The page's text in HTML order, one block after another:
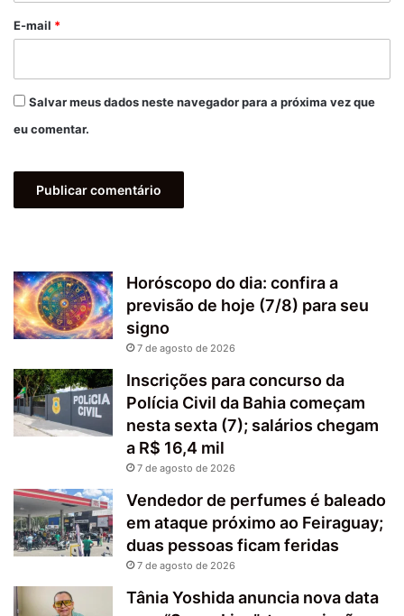
*
E-mail *
Salvar meus dados neste navegador para a próxima vez que
eu comentar.
Horóscopo do dia: confira a
previsão de hoje (7/8) para seu
signo
7 de agosto de 2026
Inscrições para concurso da
Polícia Civil da Bahia começam
nesta sexta (7); salários chegam
a R$ 16,4 mil
7 de agosto de 2026
Vendedor de perfumes é baleado
em ataque próximo ao Feiraguay;
duas pessoas ficam feridas
7 de agosto de 2026
Tânia Yoshida anuncia nova data